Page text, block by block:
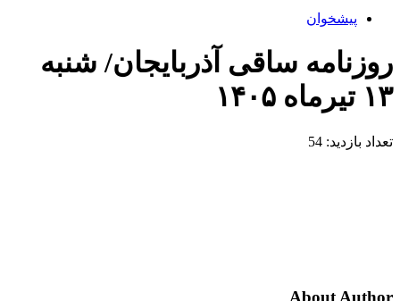
پیشخوان
روزنامه ساقی آذربایجان/ شنبه
۱۳ تیرماه ۱۴۰۵
تعداد بازدید: 54